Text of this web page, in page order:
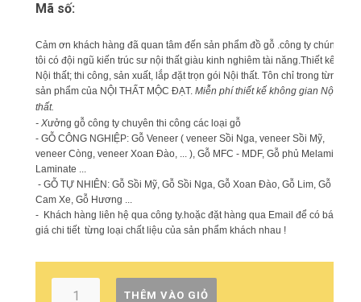
Mã số:
Cảm ơn khách hàng đã quan tâm đến sản phẩm đồ gỗ .công ty chúng
tôi có đội ngũ kiến trúc sư nội thất giàu kinh nghiêm tài năng.Thiết kế
Nội thất; thi công, sản xuất, lắp đặt trọn gói Nội thất. Tôn chỉ trong từng
sản phẩm của NỘI THẤT MỘC ĐẠT. Miễn phí thiết kế không gian Nội
thất.
- Xưởng gỗ công ty chuyên thi công các loại gỗ
- GỖ CÔNG NGHIỆP: Gỗ Veneer ( veneer Sồi Nga, veneer Sồi Mỹ,
veneer Còng, veneer Xoan Đào, ... ), Gỗ MFC - MDF, Gỗ phủ Melamin,
Laminate ...
- GỖ TỰ NHIÊN: Gỗ Sồi Mỹ, Gỗ Sồi Nga, Gỗ Xoan Đào, Gỗ Lim, Gỗ
Cam Xe, Gỗ Hương ...
- Khách hàng liên hệ qua công ty.hoặc đặt hàng qua Email để có báo
giá chi tiết từng loại chất liệu của sản phẩm khách nhau !
THÊM VÀO GIỎ